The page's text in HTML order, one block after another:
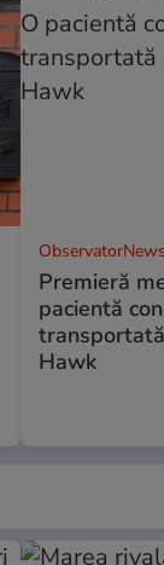
Premieră
pacientă
Hawk